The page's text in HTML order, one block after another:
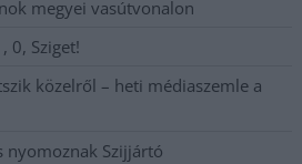
megyei vasútvonalon
0, Sziget!
közelről – heti médiaszemle a
nyomoznak Szijjártó